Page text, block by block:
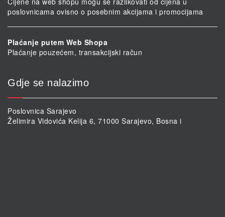
poslovnicama ovisno o posebnim akcijama i promocijama
Plaćanje putem Web Shopa
Plaćanje pouzećem, transakcijski račun
Gdje se nalazimo
Poslovnica Sarajevo
Želimira Vidovića Kelija 6, 71000 Sarajevo, Bosna i